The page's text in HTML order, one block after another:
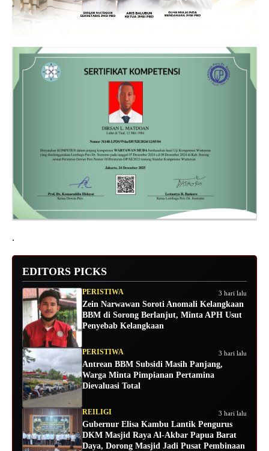
.
EDITORS PICKS
PERISTIWA 3 hari lalu
Zein Narwawan Soroti Anomali Kelangkaan
BBM di Sorong Berlanjut, Minta APH Usut
Penyebab Kelangkaan
PERISTIWA 3 hari lalu
Antrean BBM Subsidi Masih Panjang,
Warga Minta Pimpianan Pertamina
Dievaluasi Total
REILIGI 3 hari lalu
Gubernur Elisa Kambu Lantik Pengurus
DKM Masjid Raya Al-Akbar Papua Barat
Daya, Dorong Masjid Jadi Pusat Pembinaan